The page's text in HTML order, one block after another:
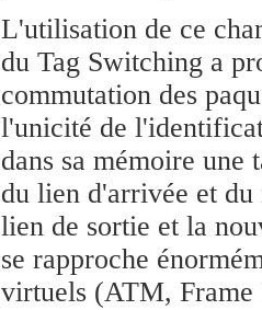
L'utilisation de ce
du Tag Switching a
commutation des
l'unicité de
dans sa mémoire une
du lien d'arrivée et
lien de sortie et la
se rapproche
virtuels (ATM,